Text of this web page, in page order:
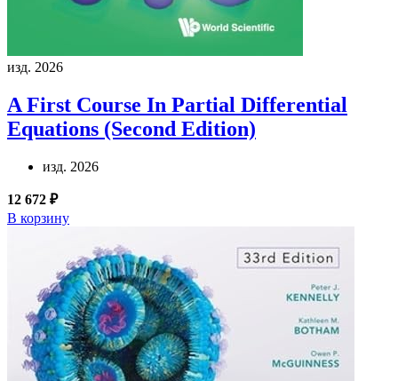
изд. 2026
A First Course In Partial Differential
Equations (Second Edition)
изд. 2026
12 672 ₽
В корзину